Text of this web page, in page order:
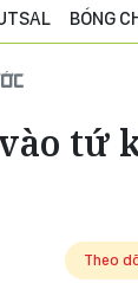
BÓNG
tứ
Theo